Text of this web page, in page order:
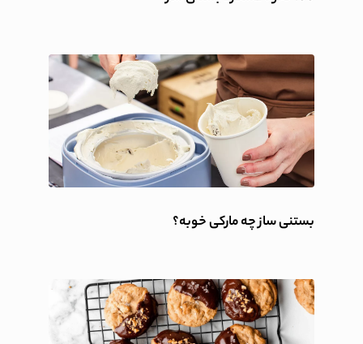
بستنی ساز چه مارکی خوبه؟